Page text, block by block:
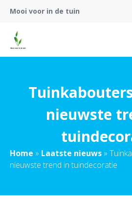
Mooi voor in de tuin
nieuwste
Home » Laatste nieuws »
nieuwste trend in tuindecoratie